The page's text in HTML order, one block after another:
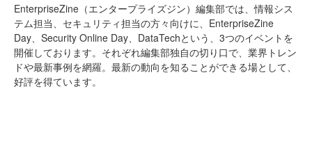
EnterpriseZine（エンタープライズジン）編集部では、情報シス
テム担当、セキュリティ担当の方々向けに、EnterpriseZine
Day、Security Online Day、DataTechという、3つのイベントを
開催しております。それぞれ編集部独自の切り口で、業界トレン
ドや最新事例を網羅。最新の動向を知ることができる場として、
好評を得ています。